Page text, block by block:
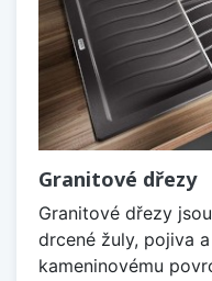
Granitové dřezy
Granitové dřezy
drcené žuly, pojiva
kameninovému